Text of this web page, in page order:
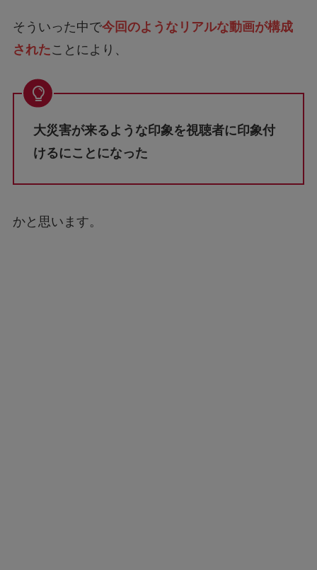
そういった中で 今回のようなリアルな動画が構成
された
ことにより、
大災害が来るような印象を視聴者に印象付
けるにことになった
かと思います。